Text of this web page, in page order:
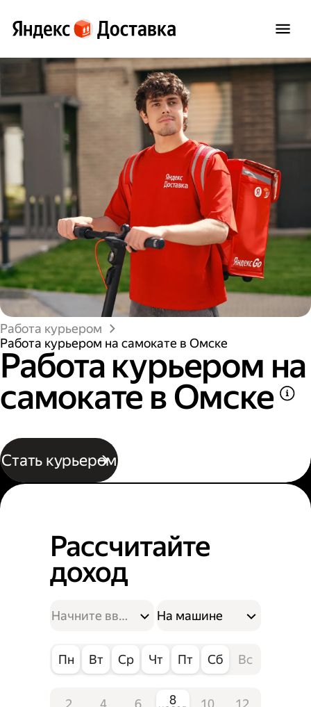
Работа курьером
Работа курьером на самокате в Омске
Работа курьером на
самокате в Омске
Стать курьером
Рассчитайте
доход
На машине
Пн Вт Ср Чт Пт Сб Вс
2 4 6 8 10 12